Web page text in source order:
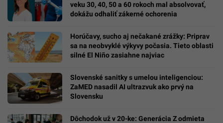
veku 30, 40, 50 a 60 rokoch mal absolvovať,
dokážu odhaliť zákerné ochorenia
Horúčavy, sucho aj nečakané zrážky: Priprav
sa na neobvyklé výkyvy počasia. Tieto oblasti
silné El Niño zasiahne najviac
Slovenské sanitky s umelou inteligenciou:
ZaMED nasadil AI ultrazvuk ako prvý na
Slovensku
Dôchodok už v 20-ke: Generácia Z odmieta